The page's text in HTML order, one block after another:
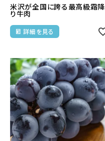
米沢が全国に誇る最高級霜降
り牛肉
詳細を見る